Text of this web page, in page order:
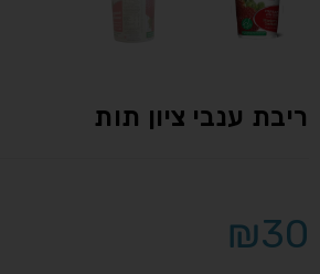
ריבת ענבי ציון תות
₪30